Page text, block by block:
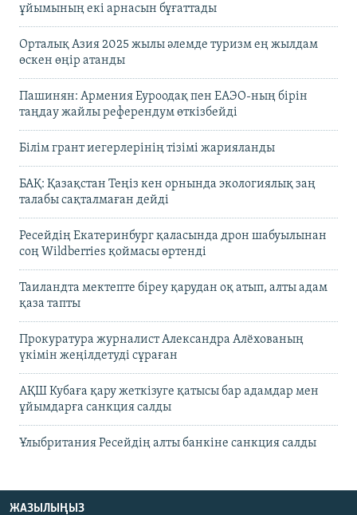
ұйымының екі арнасын бұғаттады
Орталық Азия 2025 жылы әлемде туризм ең жылдам
өскен өңір атанды
Пашинян: Армения Еуроодақ пен ЕАЭО-ның бірін
таңдау жайлы референдум өткізбейді
Білім грант иегерлерінің тізімі жарияланды
БАҚ: Қазақстан Теңіз кен орнында экологиялық заң
талабы сақталмаған дейді
Ресейдің Екатеринбург қаласында дрон шабуылынан
соң Wildberries қоймасы өртенді
Таиландта мектепте біреу қарудан оқ атып, алты адам
қаза тапты
Прокуратура журналист Александра Алёхованың
үкімін жеңілдетуді сұраған
АҚШ Кубаға қару жеткізуге қатысы бар адамдар мен
ұйымдарға санкция салды
Ұлыбритания Ресейдің алты банкіне санкция салды
ЖАЗЫЛЫҢЫЗ